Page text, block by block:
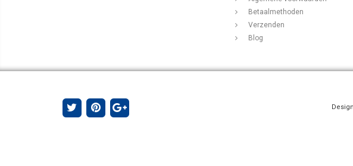
Betaalmethoden
Verzenden
Blog